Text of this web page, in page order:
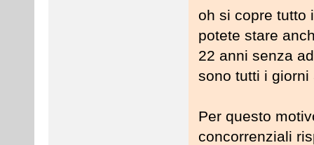
oh si copre tutto
potete stare
22 anni senza
sono tutti i giorni
Per questo
concorrenziali